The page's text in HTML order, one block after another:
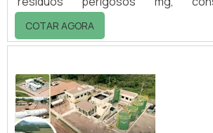
encontrar no website da Vitória
Realizando uma cotação por
descobrindo a melhor
qualidade do mercado.Quando a
descarte de resíduos perigosos mg,
equipe da Vitória Ambiental
COTAR AGORA